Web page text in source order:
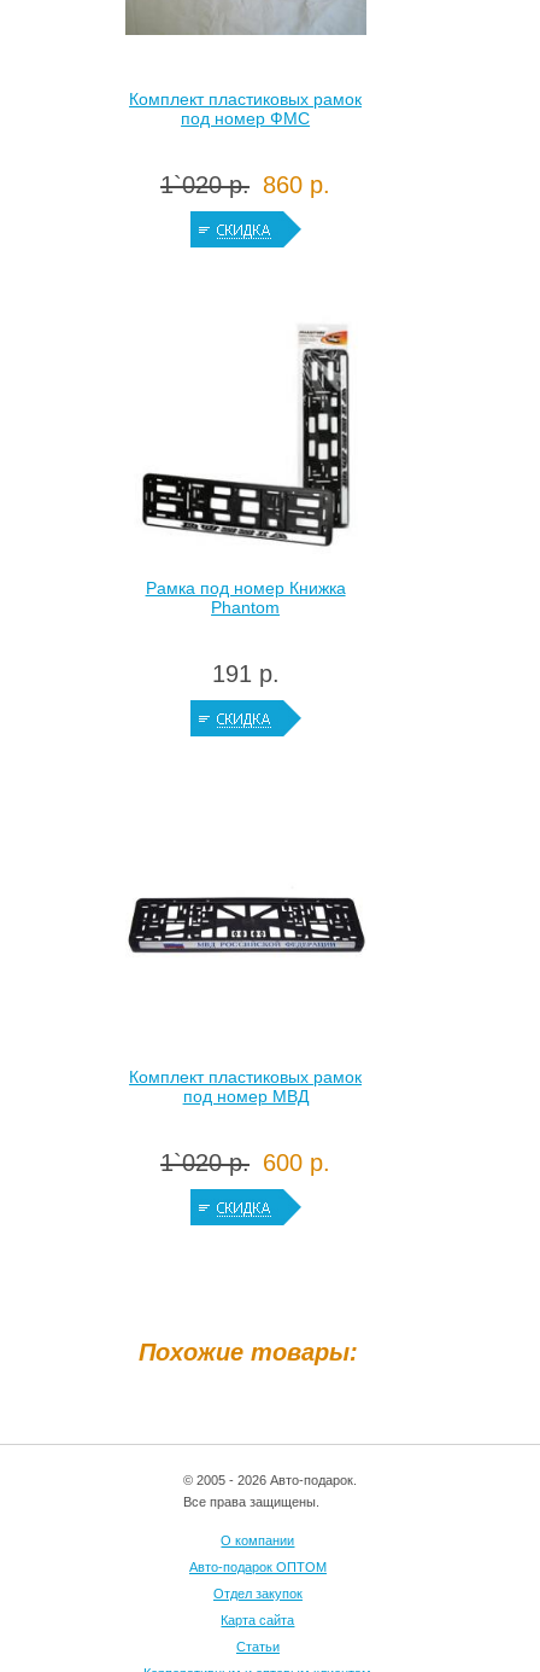
Похожие товары:
Комплект пластиковых рамок
под номер ФМС
1`020 р. 860 р.
Рамка под номер Книжка
Phantom
191 р.
Комплект пластиковых рамок
под номер МВД
1`020 р. 600 р.
© 2005 - 2026 Авто-подарок.
Все права защищены.
О компании
Авто-подарок ОПТОМ
Отдел закупок
Карта сайта
Статьи